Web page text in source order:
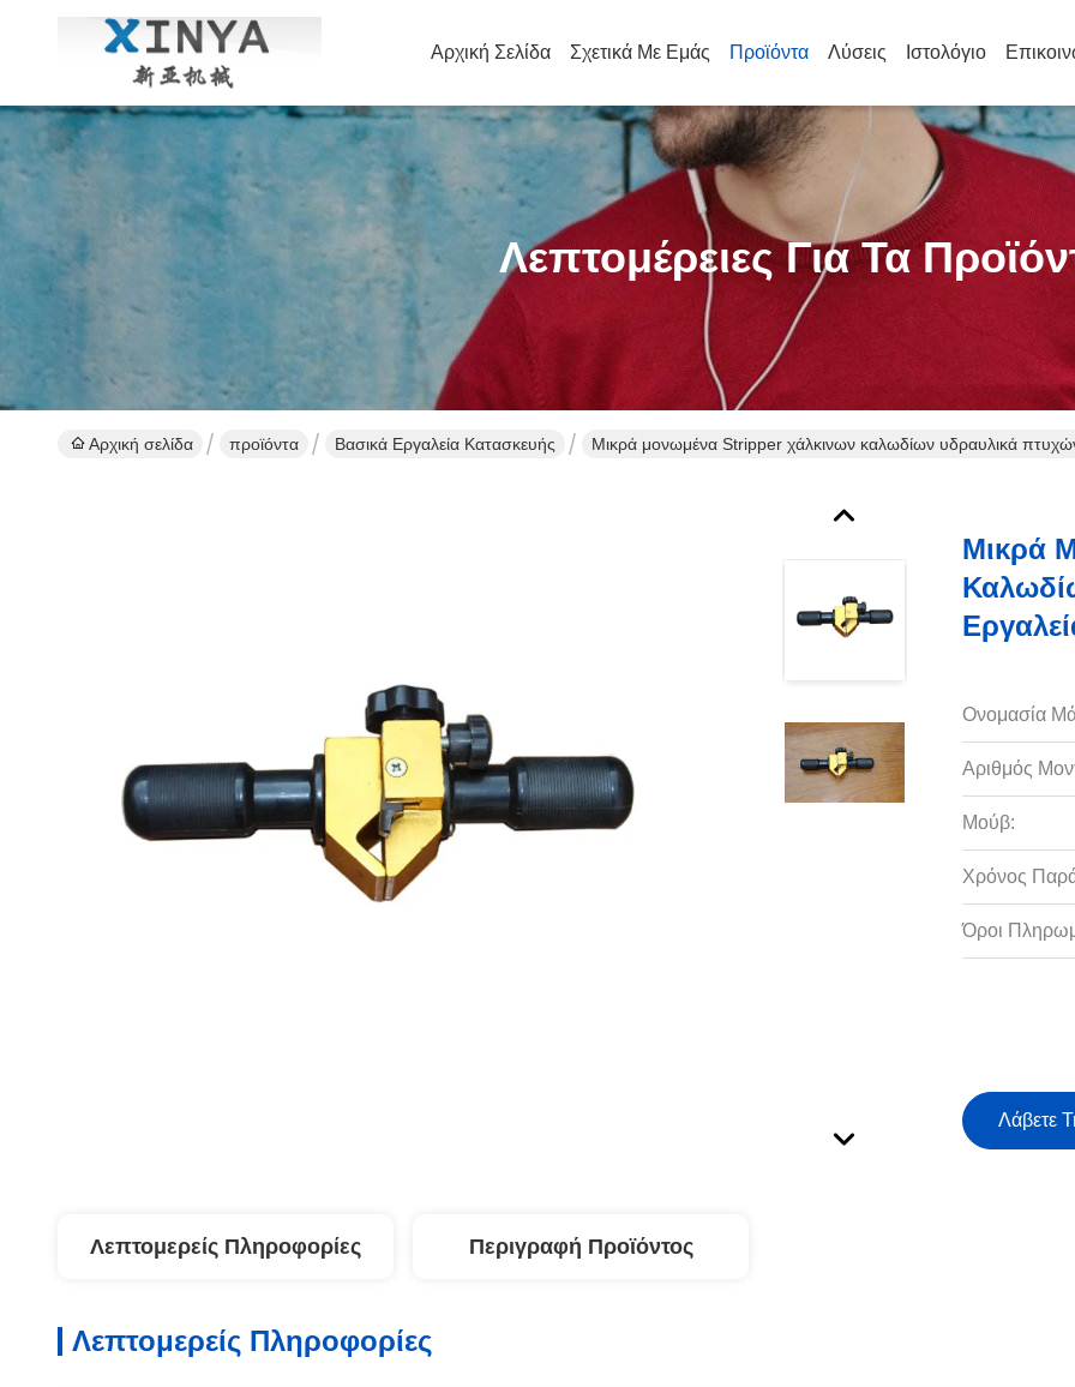
Αρχική Σελίδα Σχετικά Με Εμάς Προϊόντα Λύσεις Ιστολόγιο
Λεπτομέρειες Για Τα
Αρχική σελίδα προϊόντα Βασικά Εργαλεία Κατασκευής Μικρά μονωμένα Stripper χάλκινων καλωδίων υδραυλικά
Μικρά
Ονομασία
Αριθμός
Μούβ:
Χρόνος
Όροι
Λάβετε
Λεπτομερείς Πληροφορίες Περιγραφή Προϊόντος
Λεπτομερείς Πληροφορίες